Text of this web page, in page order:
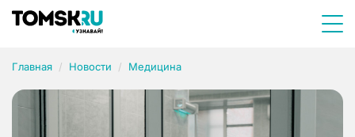
Главная Новости Медицина